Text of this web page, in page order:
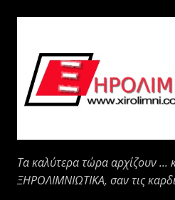
Μετάβαση στο
Τα καλύτερα τώρα αρχίζουν ...
ΞΗΡΟΛΙΜΝΙΩΤΙΚΑ, σαν τις